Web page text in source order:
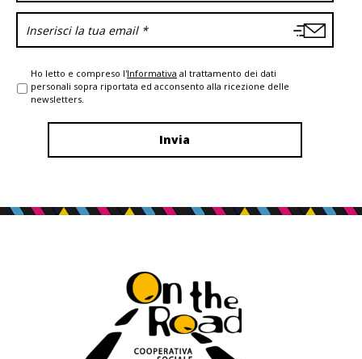
Ho letto e compreso l'Informativa al trattamento dei dati
personali sopra riportata ed acconsento alla ricezione delle
newsletters.